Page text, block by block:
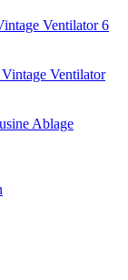
Ventilator 6
Vintage Ventilator
Ablage